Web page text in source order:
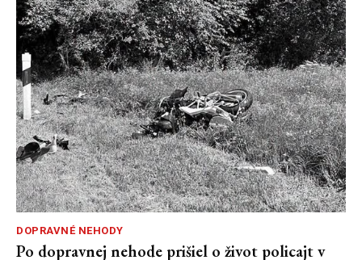
DOPRAVNÉ NEHODY
Po dopravnej nehode prišiel o život policajt v